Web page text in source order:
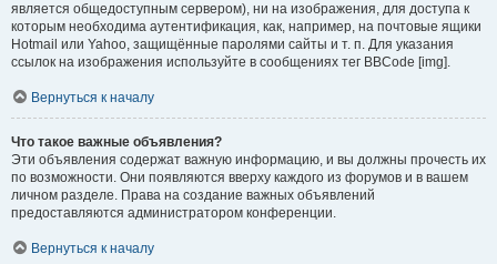
является общедоступным сервером), ни на изображения, для доступа к
которым необходима аутентификация, как, например, на почтовые ящики
Hotmail или Yahoo, защищённые паролями сайты и т. п. Для указания
ссылок на изображения используйте в сообщениях тег BBCode [img].
Вернуться к началу
Что такое важные объявления?
Эти объявления содержат важную информацию, и вы должны прочесть их
по возможности. Они появляются вверху каждого из форумов и в вашем
личном разделе. Права на создание важных объявлений
предоставляются администратором конференции.
Вернуться к началу